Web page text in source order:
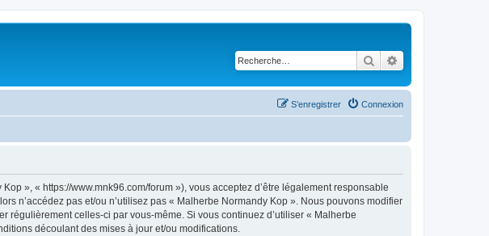
Rechercher
Connexion
S’enregistrer
», « https://www.mnk96.com/forum »), vous acceptez d’être légalement responsable
n’accédez pas et/ou n’utilisez pas « Malherbe Normandy Kop ». Nous pouvons modifier
régulièrement celles-ci par vous-même. Si vous continuez d’utiliser « Malherbe
découlant des mises à jour et/ou modifications.